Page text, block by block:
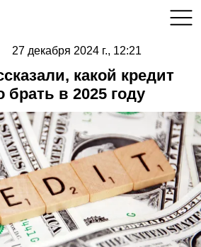
27 декабря 2024 г., 12:21
какой кредит
брать в 2025 году